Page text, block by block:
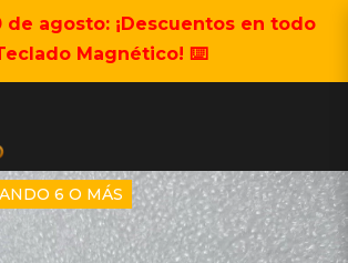
de agosto: ¡Descuentos en todo
Magnético! ⌨️
6 O MÁS